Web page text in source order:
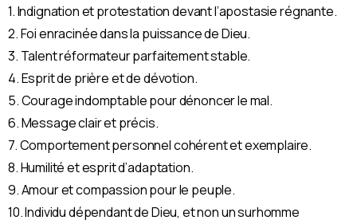
1. Indignation et protestation devant l’apostasie régnante.
2. Foi enracinée dans la puissance de Dieu.
3. Talent réformateur parfaitement stable.
4. Esprit de prière et de dévotion.
5. Courage indomptable pour dénoncer le mal.
6. Message clair et précis.
7. Comportement personnel cohérent et exemplaire.
8. Humilité et esprit d’adaptation.
9. Amour et compassion pour le peuple.
10. Individu dépendant de Dieu, et non un surhomme